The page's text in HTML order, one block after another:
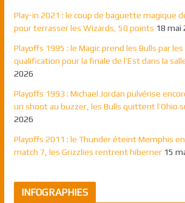
Play-in 2021 : le coup de baguette magique
pour terrasser les Wizards, 50 points 18 mai
Playoffs 1995 : le Magic prend les Bulls par
qualification pour la finale de l’Est dans la
2026
Playoffs 1993 : Michael Jordan pulvérise
un shoot au buzzer, les Bulls quittent l’Ohio
2026
Playoffs 2011 : le Thunder éteint Memphis
match 7, les Grizzlies rentrent hiberner 15
INFOGRAPHIES